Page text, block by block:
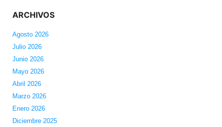
ARCHIVOS
Agosto 2026
Julio 2026
Junio 2026
Mayo 2026
Abril 2026
Marzo 2026
Enero 2026
Diciembre 2025